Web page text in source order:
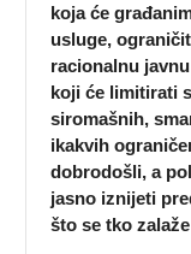
koja će
usluge,
racionalnu
koji će limitirati
siromašnih,
ikakvih
dobrodošli, a
jasno iznijeti
što se tko zalaže